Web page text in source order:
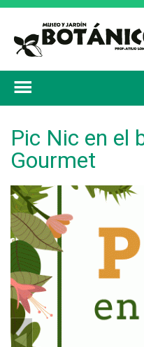
Pic Nic en el
Gourmet